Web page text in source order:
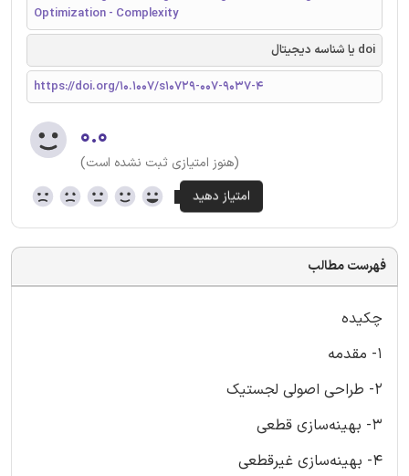
Optimization - Complexity
doi یا شناسه دیجیتال
https://doi.org/10.1007/s10729-007-9037-4
۰.۰
(هنوز امتیازی ثبت نشده است)
فهرست مطالب
چکیده
1- مقدمه
2- طراحی اصولی لجستیک
3- بهینه‌سازی قطعی
4- بهینه‌سازی غیرقطعی